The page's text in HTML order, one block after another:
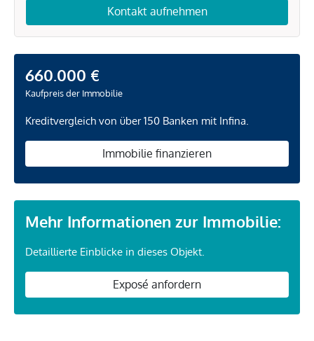
Kontakt aufnehmen
660.000 €
Kaufpreis der Immobilie
Kreditvergleich von über 150 Banken mit Infina.
Immobilie finanzieren
Mehr Informationen zur Immobilie:
Detaillierte Einblicke in dieses Objekt.
Exposé anfordern